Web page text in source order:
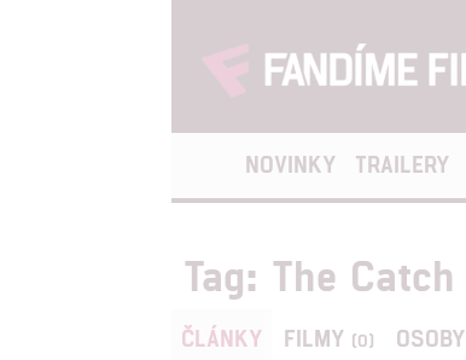
NOVINKY TRAILERY
Tag: The Catch
ČLÁNKY FILMY (0) OSOBY